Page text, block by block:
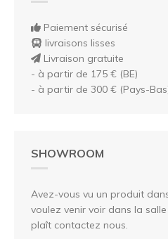
Paiement sécurisé
livraisons lisses
Livraison gratuite
- à partir de 175 € (BE)
- à partir de 300 € (Pays-
SHOWROOM
Avez-vous vu un produit
voulez venir voir dans la
plaît contactez nous.